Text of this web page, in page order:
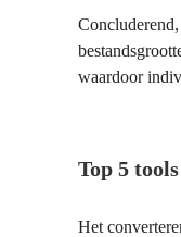
waardoor
Top 5
Het